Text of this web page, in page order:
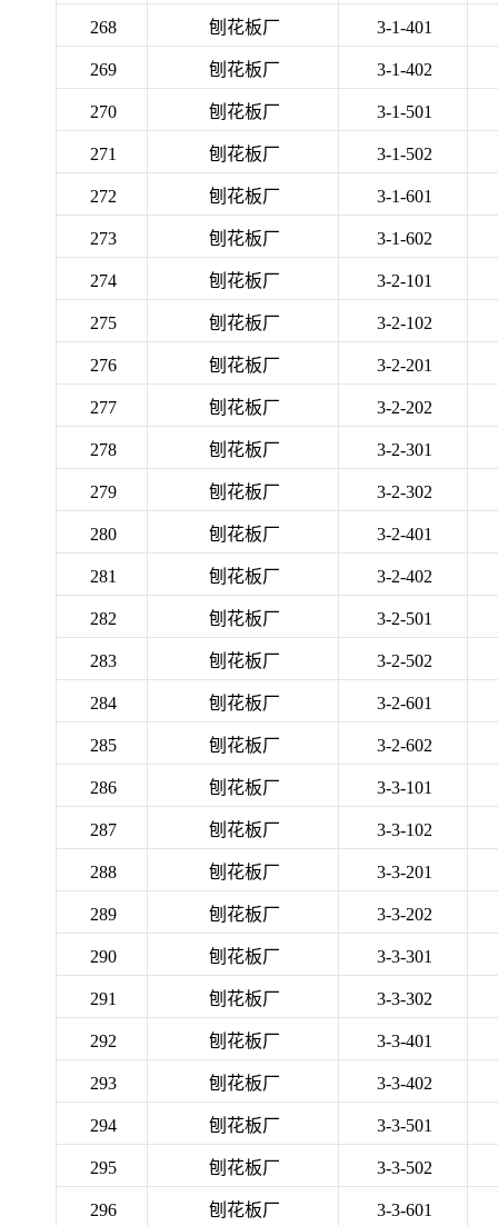
268 刨花板厂 3-1-401
269 刨花板厂 3-1-402
270 刨花板厂 3-1-501
271 刨花板厂 3-1-502
272 刨花板厂 3-1-601
273 刨花板厂 3-1-602
274 刨花板厂 3-2-101
275 刨花板厂 3-2-102
276 刨花板厂 3-2-201
277 刨花板厂 3-2-202
278 刨花板厂 3-2-301
279 刨花板厂 3-2-302
280 刨花板厂 3-2-401
281 刨花板厂 3-2-402
282 刨花板厂 3-2-501
283 刨花板厂 3-2-502
284 刨花板厂 3-2-601
285 刨花板厂 3-2-602
286 刨花板厂 3-3-101
287 刨花板厂 3-3-102
288 刨花板厂 3-3-201
289 刨花板厂 3-3-202
290 刨花板厂 3-3-301
291 刨花板厂 3-3-302
292 刨花板厂 3-3-401
293 刨花板厂 3-3-402
294 刨花板厂 3-3-501
295 刨花板厂 3-3-502
296 刨花板厂 3-3-601